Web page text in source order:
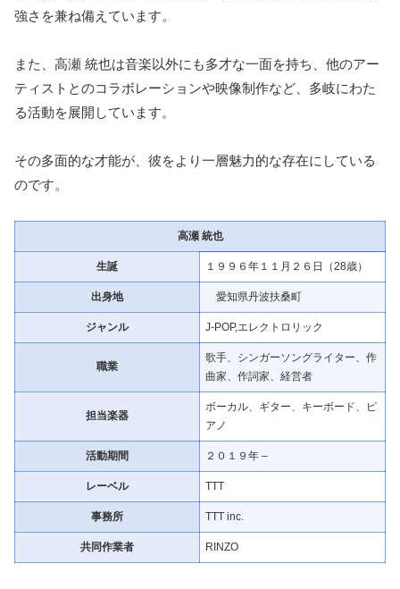
強さを兼ね備えています。
また、高瀬 統也は音楽以外にも多才な一面を持ち、他のアー
ティストとのコラボレーションや映像制作など、多岐にわた
る活動を展開しています。
その多面的な才能が、彼をより一層魅力的な存在にしている
のです。
高瀬 統也
生誕 １９９６年１１月２６日（28歳）
出身地 愛知県丹波扶桑町
ジャンル J-POP,エレクトロリック
職業
歌手、シンガーソングライター、作
曲家、作詞家、経営者
担当楽器
ボーカル、ギター、キーボード、ピ
アノ
活動期間 ２０１９年 –
レーベル TTT
事務所 TTT inc.
共同作業者 RINZO